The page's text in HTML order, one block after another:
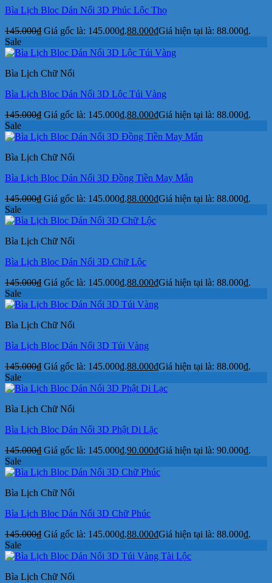
Bìa Lịch Bloc Dán Nổi 3D Phúc Lộc Thọ
145.000₫ Giá gốc là: 145.000₫.88.000₫Giá hiện tại là: 88.000₫.
Sale
Bìa Lịch Chữ Nổi
Bìa Lịch Bloc Dán Nổi 3D Lộc Túi Vàng
145.000₫ Giá gốc là: 145.000₫.88.000₫Giá hiện tại là: 88.000₫.
Sale
Bìa Lịch Chữ Nổi
Bìa Lịch Bloc Dán Nổi 3D Đồng Tiền May Mắn
145.000₫ Giá gốc là: 145.000₫.88.000₫Giá hiện tại là: 88.000₫.
Sale
Bìa Lịch Chữ Nổi
Bìa Lịch Bloc Dán Nổi 3D Chữ Lộc
145.000₫ Giá gốc là: 145.000₫.88.000₫Giá hiện tại là: 88.000₫.
Sale
Bìa Lịch Chữ Nổi
Bìa Lịch Bloc Dán Nổi 3D Túi Vàng
145.000₫ Giá gốc là: 145.000₫.88.000₫Giá hiện tại là: 88.000₫.
Sale
Bìa Lịch Chữ Nổi
Bìa Lịch Bloc Dán Nổi 3D Phật Di Lặc
145.000₫ Giá gốc là: 145.000₫.90.000₫Giá hiện tại là: 90.000₫.
Sale
Bìa Lịch Chữ Nổi
Bìa Lịch Bloc Dán Nổi 3D Chữ Phúc
145.000₫ Giá gốc là: 145.000₫.88.000₫Giá hiện tại là: 88.000₫.
Sale
Bìa Lịch Chữ Nổi